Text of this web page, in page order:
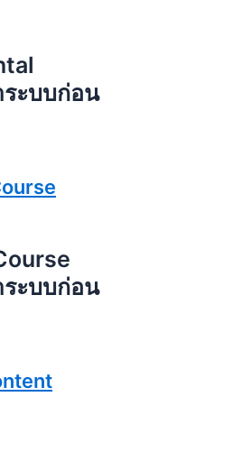
ระบบก่อน
ระบบก่อน